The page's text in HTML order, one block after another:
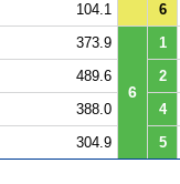
104.1 6
373.9
6
1
489.6
2
388.0
4
304.9 5